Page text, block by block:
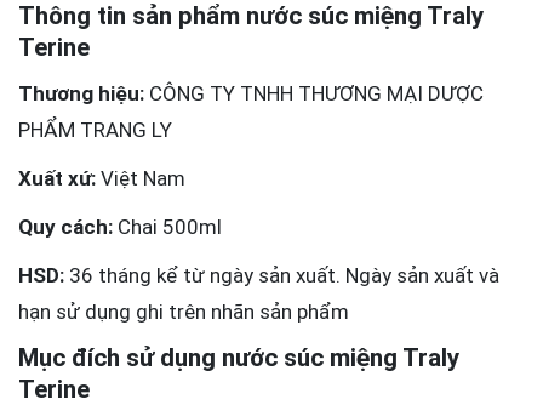
Thông tin sản phẩm nước súc miệng Traly
Terine
Thương hiệu: CÔNG TY TNHH THƯƠNG MẠI DƯỢC
PHẨM TRANG LY
Xuất xứ: Việt Nam
Quy cách: Chai 500ml
HSD: 36 tháng kể từ ngày sản xuất. Ngày sản xuất và
hạn sử dụng ghi trên nhãn sản phẩm
Mục đích sử dụng nước súc miệng Traly
Terine